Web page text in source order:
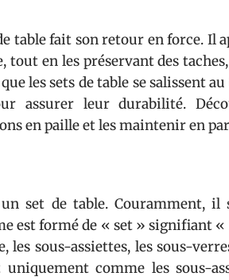
table fait son retour en force. Il
tout en les préservant des
les sets de table se salissent
assurer leur durabilité.
en paille et les maintenir en
set de table. Couramment, il
est formé de « set » signifiant «
les sous-assiettes, les sous-
comme les sous-